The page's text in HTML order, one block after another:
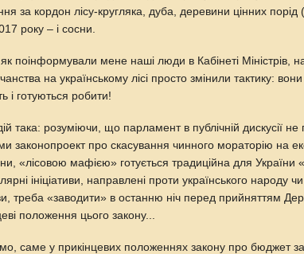
за кордон лісу-кругляка, дуба, деревини цінних порід
року – і сосни.
поінформували мене наші люди в Кабінеті Міністрів,
на українському лісі просто змінили тактику:
і готуються робити!
така: розуміючи, що парламент в публічній дискусії
законопроект про скасування чинного мораторію на
«лісовою мафією» готується традиційна для України
ініціативи, направлені проти українського народу чи
треба «заводити» в останню ніч перед прийняттям
положення цього закону...
саме у прикінцевих положеннях закону про бюджет